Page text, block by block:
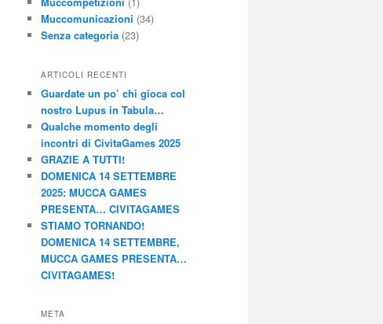
Muccomunicazioni (34)
Senza categoria (23)
ARTICOLI RECENTI
Guardate un po’ chi gioca col
nostro Lupus in Tabula…
Qualche momento degli
incontri di CivitaGames 2025
GRAZIE A TUTTI!
DOMENICA 14 SETTEMBRE
2025: MUCCA GAMES
PRESENTA… CIVITAGAMES
STIAMO TORNANDO!
DOMENICA 14 SETTEMBRE,
MUCCA GAMES PRESENTA…
CIVITAGAMES!
META